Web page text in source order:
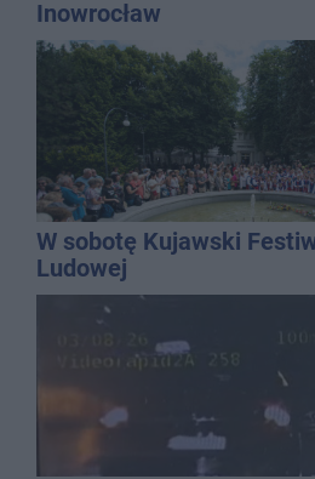
Inowrocław
W sobotę Kujawski
Ludowej